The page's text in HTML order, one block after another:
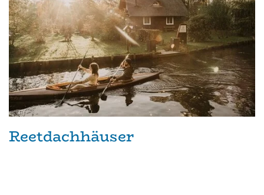
Reetdachhäuser